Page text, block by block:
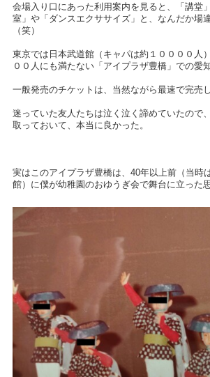
会場入り口にあった利用案内を見ると、「講堂
室」や「ダンスエクササイズ」と、なんだか場
（笑）
東京では日本武道館（キャパは約１００００人
００人にも満たない「アイプラザ豊橋」での愛知
一般発売のチケットは、当然ながら最速で完売し
迷っていた友人たちは泣く泣く諦めていたので
取っておいて、本当に良かった。
実はこのアイプラザ豊橋は、40年以上前（当時
館）に僕が幼稚園のおゆうぎ会で舞台に立った